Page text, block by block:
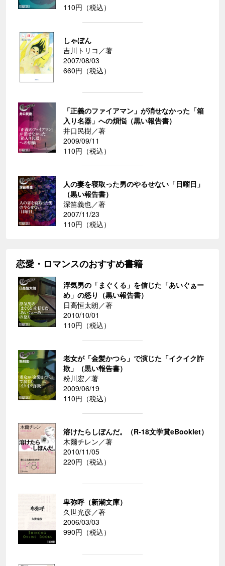
110円（税込）
しゃぼん
吉川トリコ／著
2007/08/03
660円（税込）
「正義のファイアマン」が消せなかった「箱
入り名器」への煩悩（黒い報告書）
井口民樹／著
2009/09/11
110円（税込）
人の妻を寝取った男のやるせない「日曜日」
（黒い報告書）
深笛義也／著
2007/11/23
110円（税込）
恋愛・ロマンスのおすすめ書籍
浮気男の「まぐくる」を信じた「あいぐぁー
め」の怒り（黒い報告書）
日高恒太朗／著
2010/10/01
110円（税込）
老女が「金髪かつら」で演じた「イクイク詐
欺」（黒い報告書）
粉川宏／著
2009/06/19
110円（税込）
溶けたらしぼんだ。（R-18文学賞eBooklet）
木爾チレン／著
2010/11/05
220円（税込）
卑弥呼（新潮文庫）
久世光彦／著
2006/03/03
990円（税込）